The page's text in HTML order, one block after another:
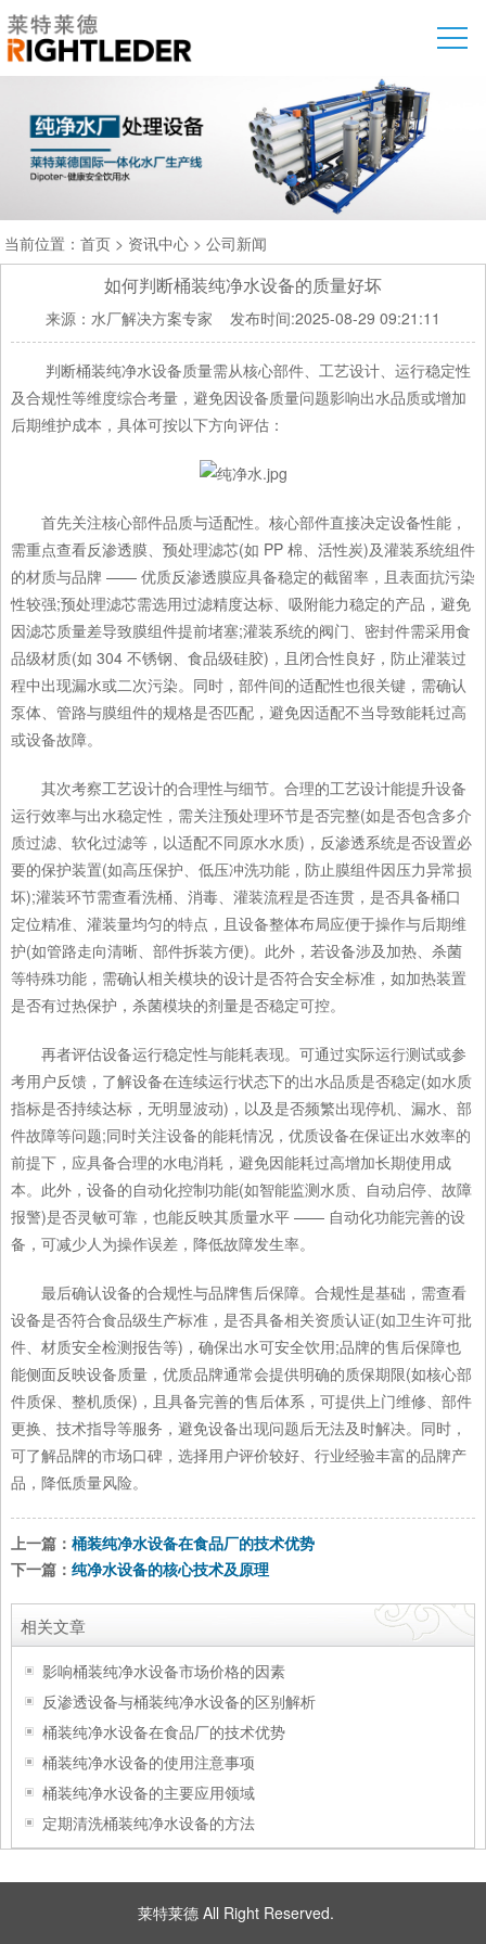
当前位置：首页 > 资讯中心 >公司新闻
如何判断桶装纯净水设备的质量好坏
来源：水厂解决方案专家 发布时间:2025-08-29 09:21:11
判断桶装纯净水设备质量需从核心部件、工艺设计、运行稳定性
及合规性等维度综合考量，避免因设备质量问题影响出水品质或增加
后期维护成本，具体可按以下方向评估：
首先关注核心部件品质与适配性。核心部件直接决定设备性能，
需重点查看反渗透膜、预处理滤芯(如 PP 棉、活性炭)及灌装系统组件
的材质与品牌 —— 优质反渗透膜应具备稳定的截留率，且表面抗污染
性较强;预处理滤芯需选用过滤精度达标、吸附能力稳定的产品，避免
因滤芯质量差导致膜组件提前堵塞;灌装系统的阀门、密封件需采用食
品级材质(如 304 不锈钢、食品级硅胶)，且闭合性良好，防止灌装过
程中出现漏水或二次污染。同时，部件间的适配性也很关键，需确认
泵体、管路与膜组件的规格是否匹配，避免因适配不当导致能耗过高
或设备故障。
其次考察工艺设计的合理性与细节。合理的工艺设计能提升设备
运行效率与出水稳定性，需关注预处理环节是否完整(如是否包含多介
质过滤、软化过滤等，以适配不同原水水质)，反渗透系统是否设置必
要的保护装置(如高压保护、低压冲洗功能，防止膜组件因压力异常损
坏);灌装环节需查看洗桶、消毒、灌装流程是否连贯，是否具备桶口
定位精准、灌装量均匀的特点，且设备整体布局应便于操作与后期维
护(如管路走向清晰、部件拆装方便)。此外，若设备涉及加热、杀菌
等特殊功能，需确认相关模块的设计是否符合安全标准，如加热装置
是否有过热保护，杀菌模块的剂量是否稳定可控。
再者评估设备运行稳定性与能耗表现。可通过实际运行测试或参
考用户反馈，了解设备在连续运行状态下的出水品质是否稳定(如水质
指标是否持续达标，无明显波动)，以及是否频繁出现停机、漏水、部
件故障等问题;同时关注设备的能耗情况，优质设备在保证出水效率的
前提下，应具备合理的水电消耗，避免因能耗过高增加长期使用成
本。此外，设备的自动化控制功能(如智能监测水质、自动启停、故障
报警)是否灵敏可靠，也能反映其质量水平 —— 自动化功能完善的设
备，可减少人为操作误差，降低故障发生率。
最后确认设备的合规性与品牌售后保障。合规性是基础，需查看
设备是否符合食品级生产标准，是否具备相关资质认证(如卫生许可批
件、材质安全检测报告等)，确保出水可安全饮用;品牌的售后保障也
能侧面反映设备质量，优质品牌通常会提供明确的质保期限(如核心部
件质保、整机质保)，且具备完善的售后体系，可提供上门维修、部件
更换、技术指导等服务，避免设备出现问题后无法及时解决。同时，
可了解品牌的市场口碑，选择用户评价较好、行业经验丰富的品牌产
品，降低质量风险。
上一篇： 桶装纯净水设备在食品厂的技术优势
下一篇： 纯净水设备的核心技术及原理
相关文章
影响桶装纯净水设备市场价格的因素
反渗透设备与桶装纯净水设备的区别解析
桶装纯净水设备在食品厂的技术优势
桶装纯净水设备的使用注意事项
桶装纯净水设备的主要应用领域
定期清洗桶装纯净水设备的方法
莱特莱德 All Right Reserved.